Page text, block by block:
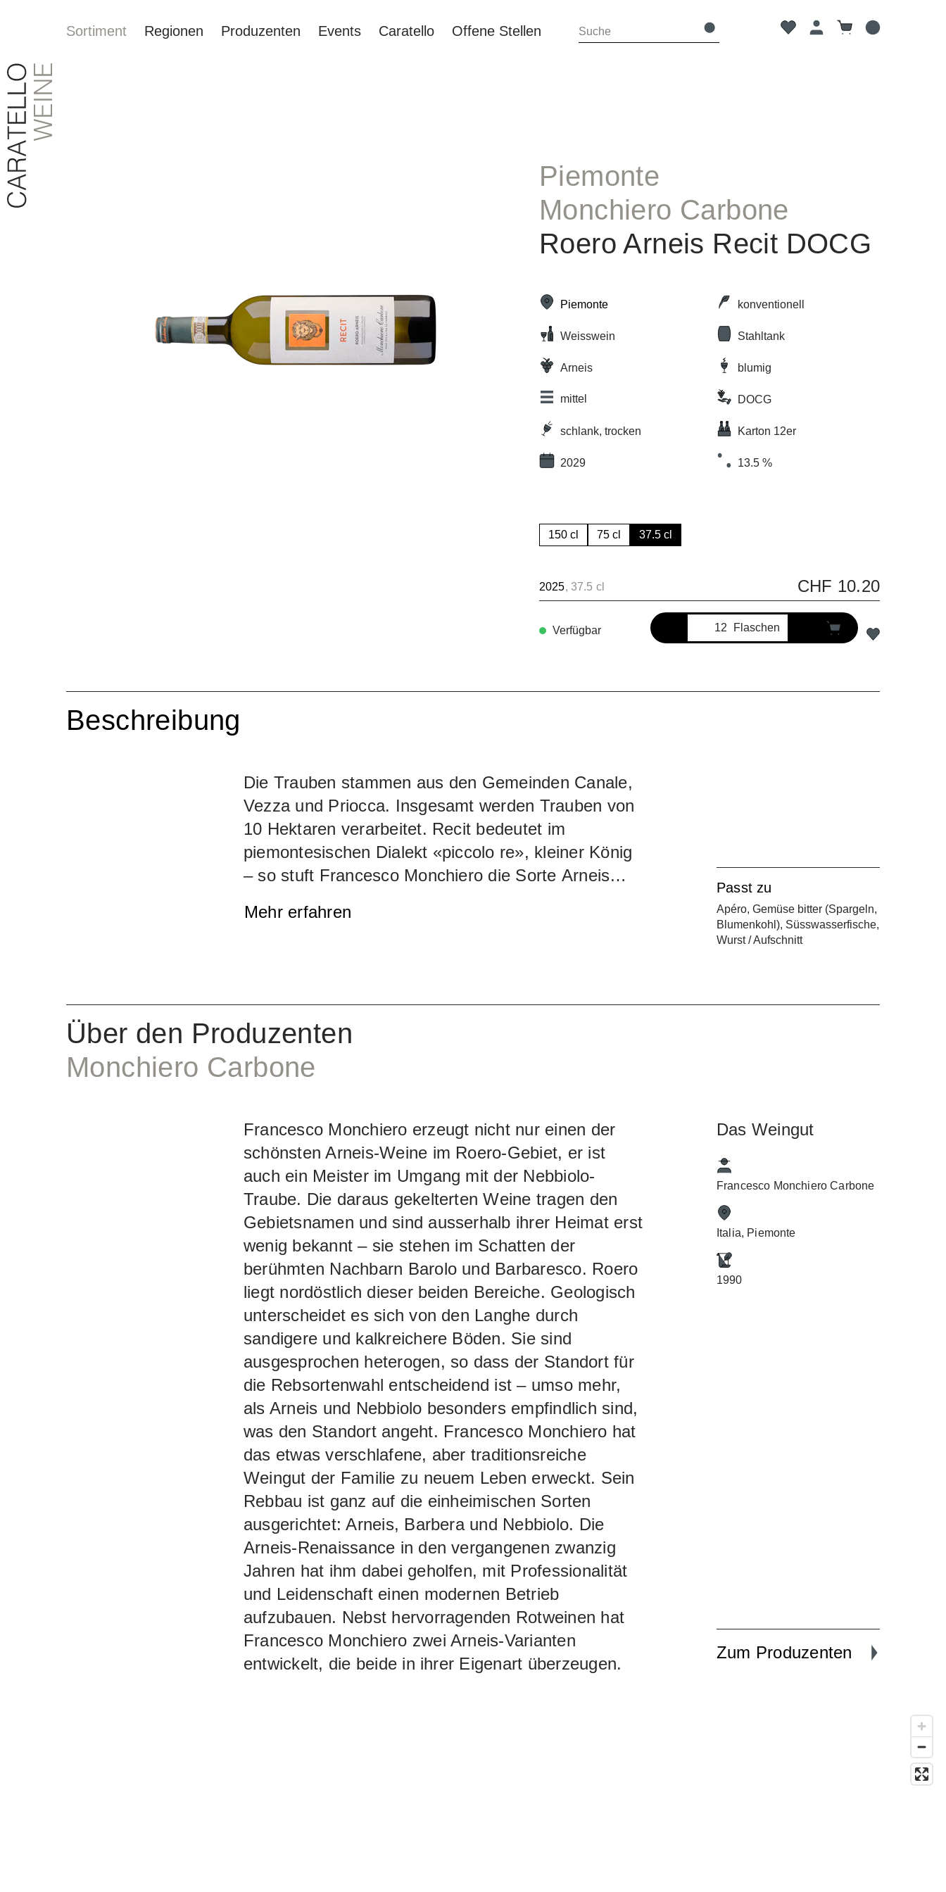
Sortiment Regionen Produzenten Events Caratello Offene Stellen
Bildergalerie überspringen
Piemonte
Monchiero Carbone
Roero Arneis Recit DOCG
Piemonte konventionell
Weisswein Stahltank
Arneis blumig
mittel DOCG
schlank, trocken Karton 12er
2029 13.5 %
150 cl 75 cl 37.5 cl
2025, 37.5 cl CHF 10.20
Verfügbar Flaschen
Beschreibung
Die Trauben stammen aus den Gemeinden Canale,
Vezza und Priocca. Insgesamt werden Trauben von
10 Hektaren verarbeitet. Recit bedeutet im
piemontesischen Dialekt «piccolo re», kleiner König
– so stuft Francesco Monchiero die Sorte Arneis
vielfältige, feinwürzige Bouquet erinnert an
Mehr erfahren
Passt zu
Apéro, Gemüse bitter (Spargeln,
Blumenkohl), Süsswasserfische,
Wurst / Aufschnitt
Über den Produzenten
Monchiero Carbone
Francesco Monchiero erzeugt nicht nur einen der
schönsten Arneis-Weine im Roero-Gebiet, er ist
auch ein Meister im Umgang mit der Nebbiolo-
Traube. Die daraus gekelterten Weine tragen den
Gebietsnamen und sind ausserhalb ihrer Heimat erst
wenig bekannt – sie stehen im Schatten der
berühmten Nachbarn Barolo und Barbaresco. Roero
liegt nordöstlich dieser beiden Bereiche. Geologisch
unterscheidet es sich von den Langhe durch
sandigere und kalkreichere Böden. Sie sind
ausgesprochen heterogen, so dass der Standort für
die Rebsortenwahl entscheidend ist – umso mehr,
als Arneis und Nebbiolo besonders empfindlich sind,
was den Standort angeht. Francesco Monchiero hat
das etwas verschlafene, aber traditionsreiche
Weingut der Familie zu neuem Leben erweckt. Sein
Rebbau ist ganz auf die einheimischen Sorten
ausgerichtet: Arneis, Barbera und Nebbiolo. Die
Arneis-Renaissance in den vergangenen zwanzig
Jahren hat ihm dabei geholfen, mit Professionalität
und Leidenschaft einen modernen Betrieb
aufzubauen. Nebst hervorragenden Rotweinen hat
Francesco Monchiero zwei Arneis-Varianten
entwickelt, die beide in ihrer Eigenart überzeugen.
Das Weingut
Francesco Monchiero Carbone
Italia, Piemonte
1990
Zum Produzenten